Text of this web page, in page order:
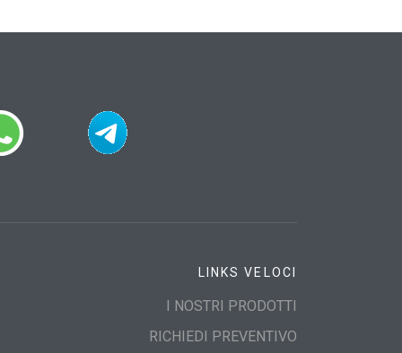
LINKS VELOCI
I NOSTRI PRODOTTI
RICHIEDI PREVENTIVO